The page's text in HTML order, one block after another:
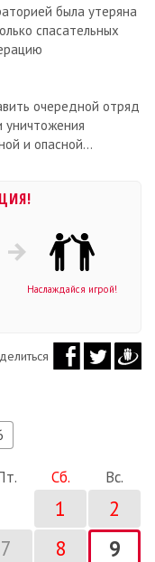
была утеряна
спасательных
очередной отряд
и опасной...
Наслаждайся игрой!
Сб. Вс.
1
2
7 8
9